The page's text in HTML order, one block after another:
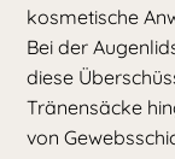
kosmetische
Bei der
diese
Tränensäcke
von